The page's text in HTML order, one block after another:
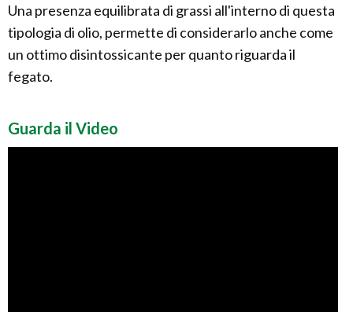
Una presenza equilibrata di grassi all'interno di questa
tipologia di olio, permette di considerarlo anche come
un ottimo disintossicante per quanto riguarda il
fegato.
Guarda il Video